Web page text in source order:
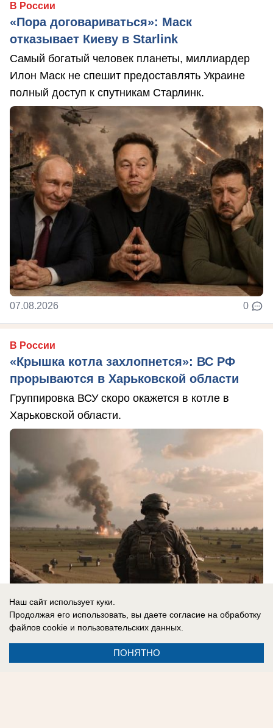
В России
«Пора договариваться»: Маск
отказывает Киеву в Starlink
Самый богатый человек планеты, миллиардер
Илон Маск не спешит предоставлять Украине
полный доступ к спутникам Старлинк.
07.08.2026 0
В России
«Крышка котла захлопнется»: ВС РФ
прорываются в Харьковской области
Группировка ВСУ скоро окажется в котле в
Харьковской области.
07.08.2026
Наш сайт использует куки.
Продолжая его использовать, вы даете согласие на обработку
файлов cookie и пользовательских данных.
ПОНЯТНО